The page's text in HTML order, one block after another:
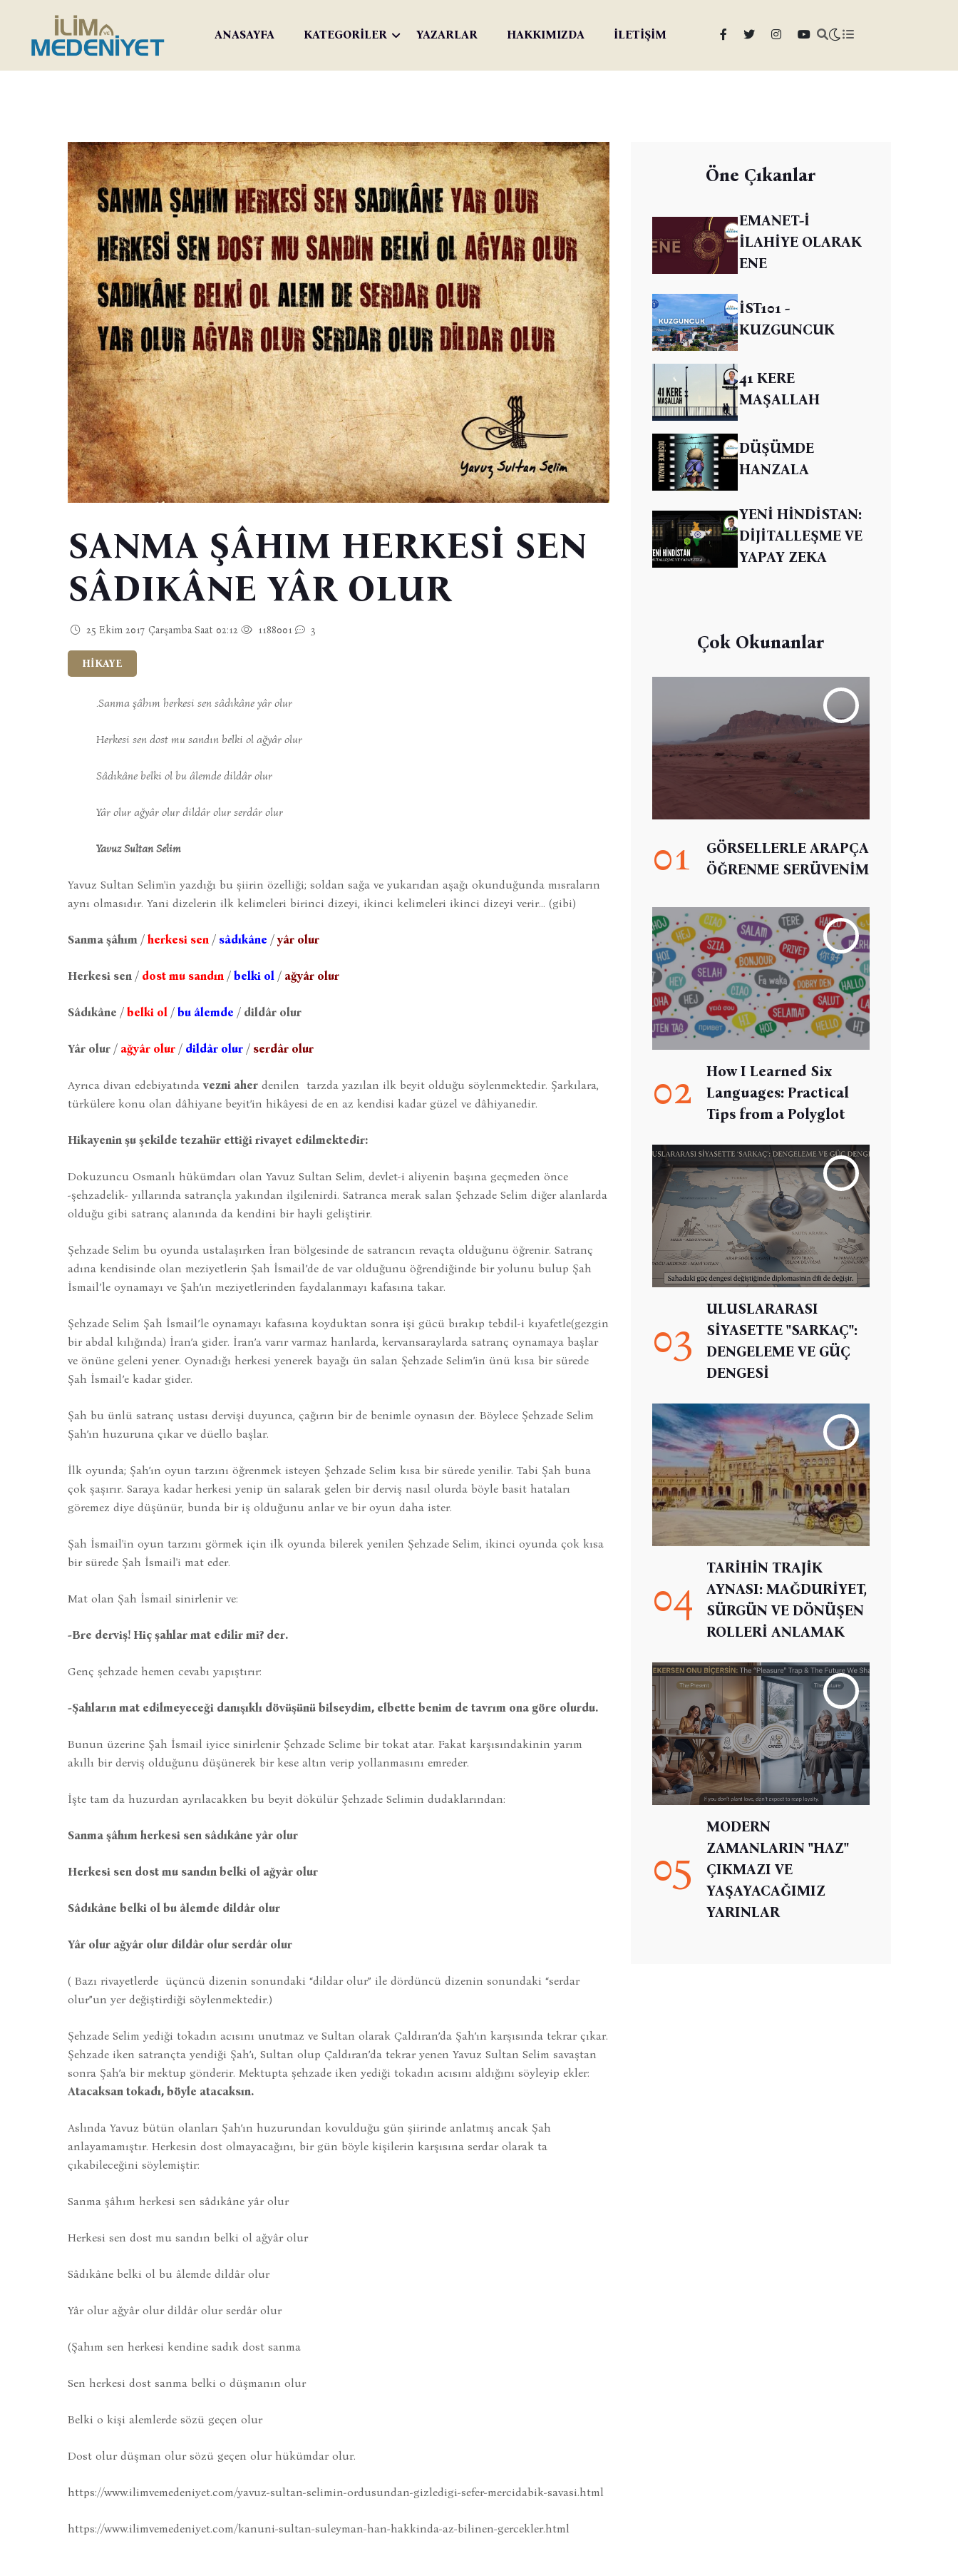
ANASAYFA KATEGORİLER YAZARLAR HAKKIMIZDA İLETİŞİM
SANMA ŞÂHIM HERKESİ SEN
SÂDIKÂNE YÂR OLUR
25 Ekim 2017 Çarşamba Saat 02:12 1188001 3
HİKAYE
.Sanma şâhım herkesi sen sâdıkâne yâr olur
Herkesi sen dost mu sandın belki ol ağyâr olur
Sâdıkâne belki ol bu âlemde dildâr olur
Yâr olur ağyâr olur dildâr olur serdâr olur
Yavuz Sultan Selim
Yavuz Sultan Selim'in yazdığı bu şiirin özelliği; soldan sağa ve yukarıdan aşağı okunduğunda mısraların
aynı olmasıdır. Yani dizelerin ilk kelimeleri birinci dizeyi, ikinci kelimeleri ikinci dizeyi verir… (gibi)
Sanma şâhım /herkesi sen/ sâdıkâne /yâr olur
Herkesi sen / dost mu sandın/ belki ol/ağyâr olur
Sâdıkâne / belki ol / bu âlemde / dildâr olur
Yâr olur / ağyâr olur/ dildâr olur / serdâr olur
Ayrıca divan edebiyatında vezni aherdenilen tarzda yazılan ilk beyit olduğu söylenmektedir. Şarkılara,
türkülere konu olan dâhiyane beyit’in hikâyesi de en az kendisi kadar güzel ve dâhiyanedir.
Hikayenin şu şekilde tezahür ettiği rivayet edilmektedir:
Dokuzuncu Osmanlı hükümdarı olan Yavuz Sultan Selim, devlet-i aliyenin başına geçmeden önce
-şehzadelik- yıllarında satrançla yakından ilgilenirdi. Satranca merak salan Şehzade Selim diğer alanlarda
olduğu gibi satranç alanında da kendini bir hayli geliştirir.
Şehzade Selim bu oyunda ustalaşırken İran bölgesinde de satrancın revaçta olduğunu öğrenir. Satranç
adına kendisinde olan meziyetlerin Şah İsmail’de de var olduğunu öğrendiğinde bir yolunu bulup Şah
İsmail’le oynamayı ve Şah’ın meziyetlerinden faydalanmayı kafasına takar.
Şehzade Selim Şah İsmail’le oynamayı kafasına koyduktan sonra işi gücü bırakıp tebdil-i kıyafetle(gezgin
bir abdal kılığında) İran’a gider. İran’a varır varmaz hanlarda, kervansaraylarda satranç oynamaya başlar
ve önüne geleni yener. Oynadığı herkesi yenerek bayağı ün salan Şehzade Selim’in ünü kısa bir sürede
Şah İsmail’e kadar gider.
Şah bu ünlü satranç ustası dervişi duyunca, çağırın bir de benimle oynasın der. Böylece Şehzade Selim
Şah’ın huzuruna çıkar ve düello başlar.
İlk oyunda; Şah’ın oyun tarzını öğrenmek isteyen Şehzade Selim kısa bir sürede yenilir. Tabi Şah buna
çok şaşırır. Saraya kadar herkesi yenip ün salarak gelen bir derviş nasıl olurda böyle basit hataları
göremez diye düşünür, bunda bir iş olduğunu anlar ve bir oyun daha ister.
Şah İsmail'in oyun tarzını görmek için ilk oyunda bilerek yenilen Şehzade Selim, ikinci oyunda çok kısa
bir sürede Şah İsmail'i mat eder.
Mat olan Şah İsmail sinirlenir ve:
-Bre derviş! Hiç şahlar mat edilir mi? der.
Genç şehzade hemen cevabı yapıştırır:
-Şahların mat edilmeyeceği danışıklı dövüşünü bilseydim, elbette benim de tavrım ona göre olurdu.
Bunun üzerine Şah İsmail iyice sinirlenir Şehzade Selime bir tokat atar. Fakat karşısındakinin yarım
akıllı bir derviş olduğunu düşünerek bir kese altın verip yollanmasını emreder.
İşte tam da huzurdan ayrılacakken bu beyit dökülür Şehzade Selimin dudaklarından:
Sanma şâhım herkesi sen sâdıkâne yâr olur
Herkesi sen dost mu sandın belki ol ağyâr olur
Sâdıkâne belki ol bu âlemde dildâr olur
Yâr olur ağyâr olur dildâr olur serdâr olur
( Bazı rivayetlerde üçüncü dizenin sonundaki “dildar olur” ile dördüncü dizenin sonundaki “serdar
olur”un yer değiştirdiği söylenmektedir.)
Şehzade Selim yediği tokadın acısını unutmaz ve Sultan olarak Çaldıran’da Şah’ın karşısında tekrar çıkar.
Şehzade iken satrançta yendiği Şah’ı, Sultan olup Çaldıran’da tekrar yenen Yavuz Sultan Selim savaştan
sonra Şah’a bir mektup gönderir. Mektupta şehzade iken yediği tokadın acısını aldığını söyleyip ekler:
Atacaksan tokadı, böyle atacaksın.
Aslında Yavuz bütün olanları Şah’ın huzurundan kovulduğu gün şiirinde anlatmış ancak Şah
anlayamamıştır. Herkesin dost olmayacağını, bir gün böyle kişilerin karşısına serdar olarak ta
çıkabileceğini söylemiştir:
Sanma şâhım herkesi sen sâdıkâne yâr olur
Herkesi sen dost mu sandın belki ol ağyâr olur
Sâdıkâne belki ol bu âlemde dildâr olur
Yâr olur ağyâr olur dildâr olur serdâr olur
(Şahım sen herkesi kendine sadık dost sanma
Sen herkesi dost sanma belki o düşmanın olur
Belki o kişi alemlerde sözü geçen olur
Dost olur düşman olur sözü geçen olur hükümdar olur.
https://www.ilimvemedeniyet.com/yavuz-sultan-selimin-ordusundan-gizledigi-sefer-mercidabik-savasi.html
https://www.ilimvemedeniyet.com/kanuni-sultan-suleyman-han-hakkinda-az-bilinen-gercekler.html
Öne Çıkanlar
EMANET-İ
İLAHİYE OLARAK
ENE
İST101 -
KUZGUNCUK
41 KERE
MAŞALLAH
DÜŞÜMDE
HANZALA
YENİ HİNDİSTAN:
DİJİTALLEŞME VE
YAPAY ZEKA
Çok Okunanlar
01
GÖRSELLERLE ARAPÇA
ÖĞRENME SERÜVENİM
02
How I Learned Six
Languages: Practical
Tips from a Polyglot
03
ULUSLARARASI
SİYASETTE "SARKAÇ":
DENGELEME VE GÜÇ
DENGESİ
04
TARİHİN TRAJİK
AYNASI: MAĞDURİYET,
SÜRGÜN VE DÖNÜŞEN
ROLLERİ ANLAMAK
05
MODERN
ZAMANLARIN "HAZ"
ÇIKMAZI VE
YAŞAYACAĞIMIZ
YARINLAR